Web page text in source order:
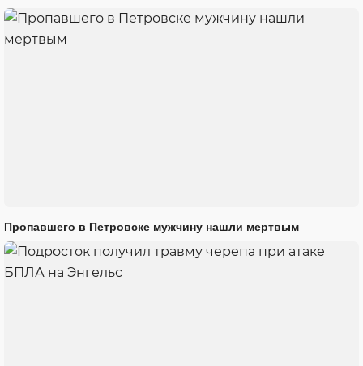
Пропавшего в Петровске мужчину нашли мертвым